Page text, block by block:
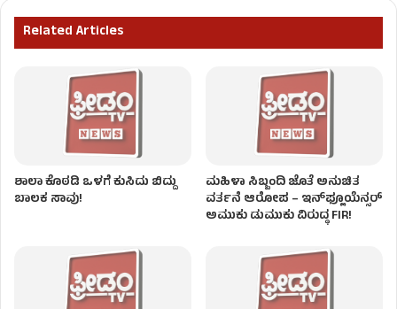
Related Articles
ಶಾಲಾ ಕೊಠಡಿ ಒಳಗೆ ಕುಸಿದು ಬಿದ್ದು
ಬಾಲಕ ಸಾವು!
ಮಹಿಳಾ ಸಿಬ್ಬಂದಿ ಜೊತೆ ಅನುಚಿತ
ವರ್ತನೆ ಆರೋಪ – ಇನ್‌ಫ್ಲೂಯೆನ್ಸರ್
ಅಮುಕು ಡುಮುಕು ವಿರುದ್ಧ FIR!